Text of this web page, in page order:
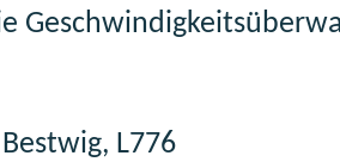
L776